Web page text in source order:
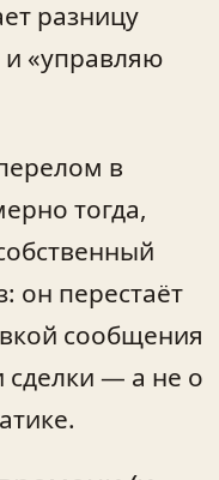
разницу
«управляю
в
тогда,
он перестаёт
сообщения
сделки — а не о